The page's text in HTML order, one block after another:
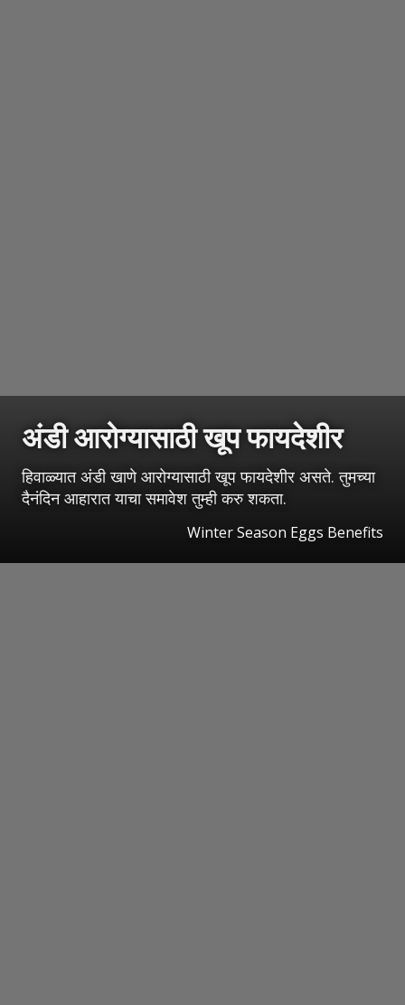
अंडी आरोग्यासाठी खूप फायदेशीर
हिवाळ्यात अंडी खाणे आरोग्यासाठी खूप फायदेशीर असते. तुमच्या
दैनंदिन आहारात याचा समावेश तुम्ही करु शकता.
Winter Season Eggs Benefits